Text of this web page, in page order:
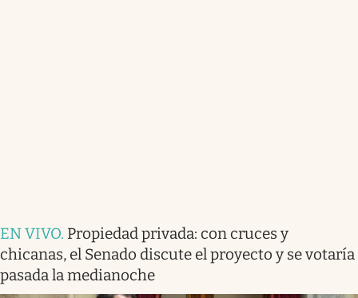
EN VIVO. Propiedad privada: con cruces y
chicanas, el Senado discute el proyecto y se votaría
pasada la medianoche